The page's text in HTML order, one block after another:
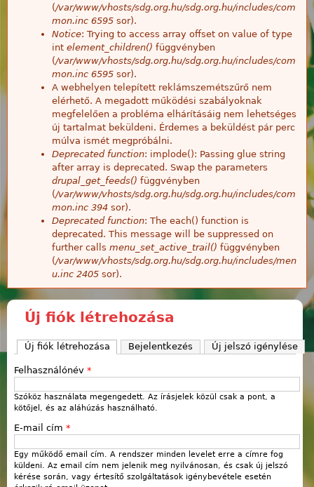
(/var/www/vhosts/sdg.org.hu/sdg.org.hu/includes/com
mon.inc 6595 sor).
Notice: Trying to access array offset on value of type
int element_children() függvényben
(/var/www/vhosts/sdg.org.hu/sdg.org.hu/includes/com
mon.inc 6595 sor).
A webhelyen telepített reklámszemétszűrő nem
elérhető. A megadott működési szabályoknak
megfelelően a probléma elhárításáig nem lehetséges
új tartalmat beküldeni. Érdemes a beküldést pár perc
múlva ismét megpróbálni.
Deprecated function: implode(): Passing glue string
after array is deprecated. Swap the parameters
drupal_get_feeds() függvényben
(/var/www/vhosts/sdg.org.hu/sdg.org.hu/includes/com
mon.inc 394 sor).
Deprecated function: The each() function is
deprecated. This message will be suppressed on
further calls menu_set_active_trail() függvényben
(/var/www/vhosts/sdg.org.hu/sdg.org.hu/includes/men
u.inc 2405 sor).
Új fiók létrehozása
Új fiók létrehozása (aktív fül)
Bejelentkezés Új jelszó igénylése
Felhasználónév *
Szóköz használata megengedett. Az írásjelek közül csak a pont, a
kötőjel, és az aláhúzás használható.
E-mail cím *
Egy működő email cím. A rendszer minden levelet erre a címre fog
küldeni. Az email cím nem jelenik meg nyilvánosan, és csak új jelszó
kérése során, vagy értesítő szolgáltatások igénybevétele esetén